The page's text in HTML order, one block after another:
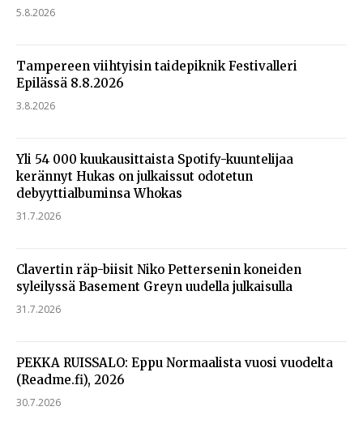
5.8.2026
Tampereen viihtyisin taidepiknik Festivalleri
Epilässä 8.8.2026
3.8.2026
Yli 54 000 kuukausittaista Spotify-kuuntelijaa
kerännyt Hukas on julkaissut odotetun
debyyttialbuminsa Whokas
31.7.2026
Clavertin räp-biisit Niko Pettersenin koneiden
syleilyssä Basement Greyn uudella julkaisulla
31.7.2026
PEKKA RUISSALO: Eppu Normaalista vuosi vuodelta
(Readme.fi), 2026
30.7.2026